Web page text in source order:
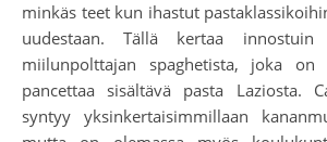
minkäs teet kun ihastut
uudestaan. Tällä kertaa innostuin
miilunpolttajan spaghetista, joka
pancettaa sisältävä pasta Laziosta.
syntyy yksinkertaisimmillaan